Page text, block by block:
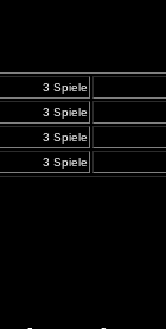
3 Spiele
3 Spiele
3 Spiele
3 Spiele